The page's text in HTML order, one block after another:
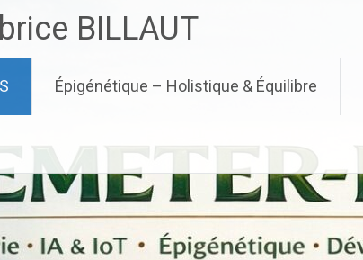
BILLAUT
Épigénétique – Holistique & Équilibre